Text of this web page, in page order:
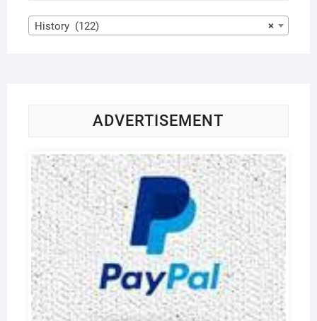
×
History (122)
ADVERTISEMENT